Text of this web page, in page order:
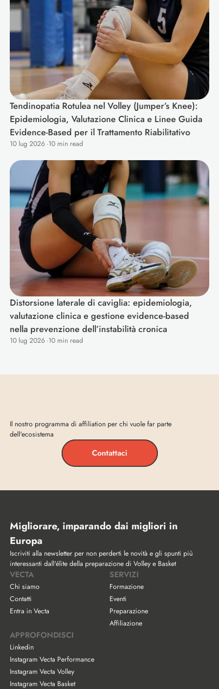
Tendinopatia Rotulea nel Volley (Jumper’s Knee):
Epidemiologia, Valutazione Clinica e Linee Guida
Evidence-Based per il Trattamento Riabilitativo
10 lug 2026 ·10 min read
Distorsione laterale di caviglia: epidemiologia,
valutazione clinica e gestione evidence-based
nella prevenzione dell’instabilità cronica
10 lug 2026 ·10 min read
Il nostro programma di affiliation per chi vuole far parte
dell'ecosistema
Contattaci
Migliorare, imparando dai migliori in
Europa
Iscriviti alla newsletter per non perderti le novità e gli spunti più
interessanti dall'élite della preparazione di Volley e Basket
VECTA
Chi siamo
Contatti
Entra in Vecta
SERVIZI
Formazione
Eventi
Preparazione
Affiliazione
APPROFONDISCI
Linkedin
Instagram Vecta Performance
Instagram Vecta Volley
Instagram Vecta Basket